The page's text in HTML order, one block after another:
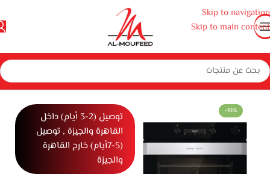
Skip to navigation
Skip to main content
منزلية كبيرة بوتاجازات وأفران ومايكروويف أفران أفران بلت ان كهرباء
-10%
توصيل (2-3 أيام) داخل
القاهرة والجيزة , توصيل
(5-7أيام) خارج القاهرة
والجيزة